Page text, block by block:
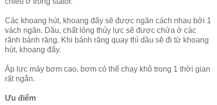
Các khoang hút, khoang đẩy sẽ được ngăn cách nhau bởi 1
vách ngăn. Dầu, chất lỏng thủy lực sẽ được chứa ở các
rãnh bánh răng. Khi bánh răng quay thì dầu sẽ đi từ khoang
hút, khoang đẩy.
Áp lực máy bơm cao, bơm có thể chạy khô trong 1 thời gian
rất ngắn.
Ưu điểm